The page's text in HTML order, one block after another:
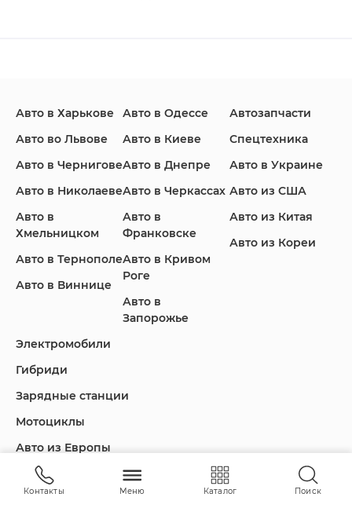
Контакты Меню Каталог Поиск
Infiniti Jaguar Jeep
Land Rover
Lincoln
Nissan Renault Samsung
Авто в Харькове
Авто во Львове
Авто в Чернигове
Авто в Николаеве
Авто в
Хмельницком
Авто в Тернополе
Авто в Виннице
Авто в Одессе
Авто в Киеве
Авто в Днепре
Авто в Черкассах
Авто в
Франковске
Авто в Кривом
Роге
Авто в
Запорожье
Автозапчасти
Спецтехника
Авто в Украине
Авто из США
Авто из Китая
Авто из Кореи
Электромобили
Гибриди
Зарядные станции
Мотоциклы
Авто из Европы